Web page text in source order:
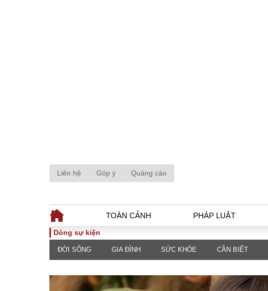
Liên hệ Góp ý Quảng cáo
TOÀN CẢNH PHÁP LUẬT
TOÀN CẢNH
Chính sách
PHÁP LUẬT
luật
Dòng sự kiện
ĐỜI SỐNG GIA ĐÌNH SỨC KHỎE CẦN BIẾT